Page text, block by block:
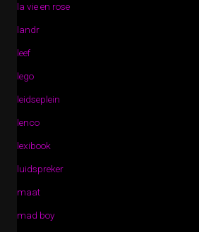
la vie en rose
landr
leef
lego
leidseplein
lenco
lexibook
luidspreker
maat
mad boy